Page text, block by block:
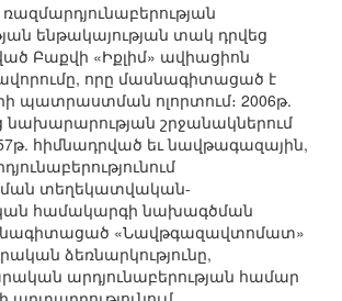
ենթակայության տակ դրվեց
Բաքվի «Իքլիմ» ավիացիոն
որը մասնագիտացած է
պատրաստման ոլորտում։ 2006թ.
նախարարության շրջանակներում
հիմնադրված եւ նավթագազային,
տեղեկատվական-
համակարգի նախագծման
«Նավթգազավտոմատ»
ձեռնարկությունը,
արդյունաբերության համար